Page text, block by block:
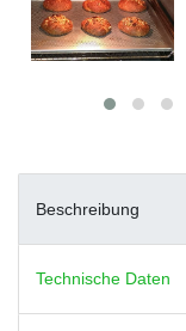
Beschreibung
Technische Daten